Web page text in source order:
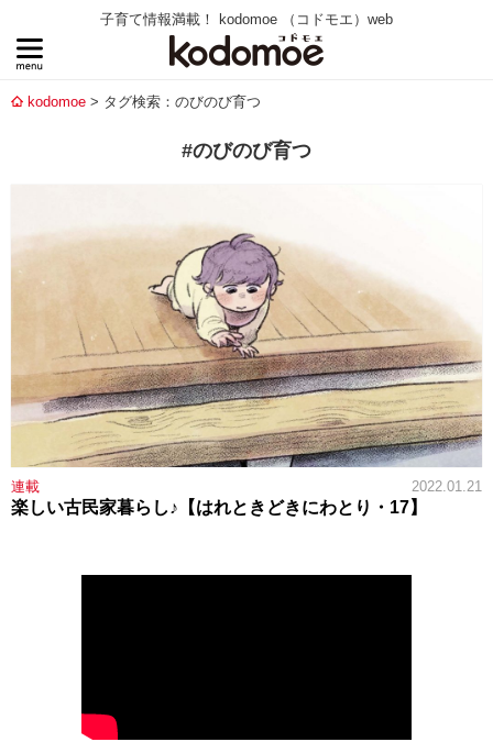
子育て情報満載！ kodomoe （コドモエ）web
kodomoe タグ検索：のびのび育つ
#のびのび育つ
連載 2022.01.21
楽しい古民家暮らし♪【はれときどきにわとり・17】